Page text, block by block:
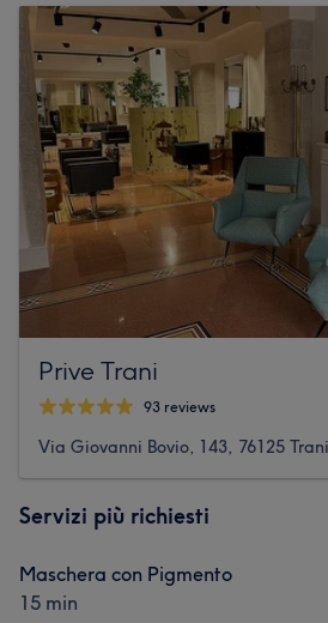
Prive Trani
93 reviews
Via Giovanni Bovio, 143, 76125
Servizi più richiesti
Maschera con Pigmento
15 min